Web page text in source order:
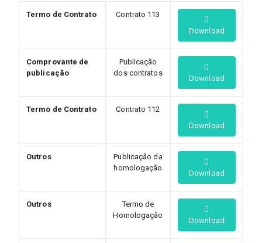
Termo de Contrato
Contrato 113
Download
Comprovante de
publicação
Publicação
dos contratos
Download
Termo de Contrato
Contrato 112
Download
Outros
Publicação da
homologação
Download
Outros
Termo de
Homologação
Download